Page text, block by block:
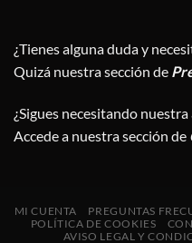
¿Tienes alguna duda y
Quizá nuestra sección de
¿Sigues necesitando nuestra
Accede a nuestra sección de
MI CUENTA PREGUNTAS
POLÍTICA DE COOKIES
AVISO LEGAL Y